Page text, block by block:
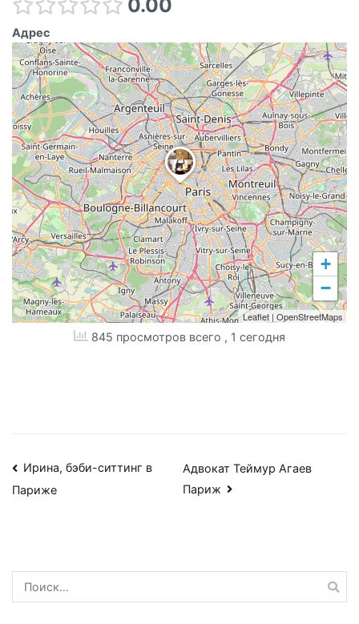
0.00
Адрес
+
−
Leaflet | OpenStreetMaps
845 просмотров всего , 1 сегодня
Навигация
по
Ирина, бэби-ситтинг в
Париже
Адвокат Теймур Агаев
Париж
Найти: